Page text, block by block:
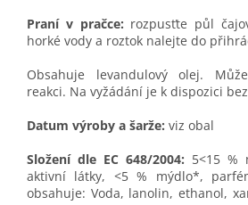
Praní v pračce: rozpusťte půl
horké vody a roztok nalejte do
Obsahuje levandulový olej.
reakci. Na vyžádání je k dispozici
Datum výroby a šarže: viz obal
Složení dle EC 648/2004: 5<15 %
aktivní látky, <5 % mýdlo*,
obsahuje: Voda, lanolin, ethanol,